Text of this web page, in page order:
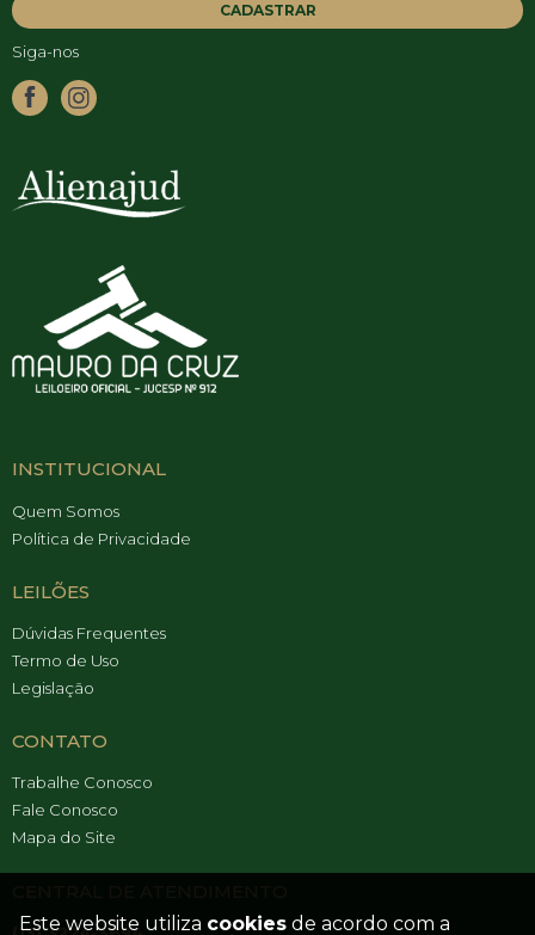
Este website utiliza cookies de acordo com a
CADASTRAR
Siga-nos
INSTITUCIONAL
Quem Somos
Política de Privacidade
LEILÕES
Dúvidas Frequentes
Termo de Uso
Legislação
CONTATO
Trabalhe Conosco
Fale Conosco
Mapa do Site